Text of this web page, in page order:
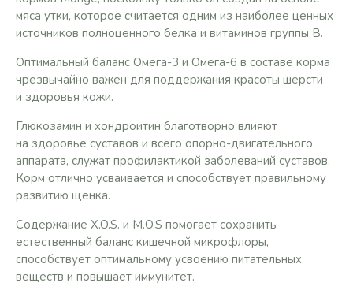
мяса утки, которое считается одним из наиболее ценных
источников полноценного белка и витаминов группы B.
Оптимальный баланс Омега-3 и Омега-6 в составе корма
чрезвычайно важен для поддержания красоты шерсти
и здоровья кожи.
Глюкозамин и хондроитин благотворно влияют
на здоровье суставов и всего опорно-двигательного
аппарата, служат профилактикой заболеваний суставов.
Корм отлично усваивается и способствует правильному
развитию щенка.
Содержание X.O.S. и М.O.S помогает сохранить
естественный баланс кишечной микрофлоры,
способствует оптимальному усвоению питательных
веществ и повышает иммунитет.